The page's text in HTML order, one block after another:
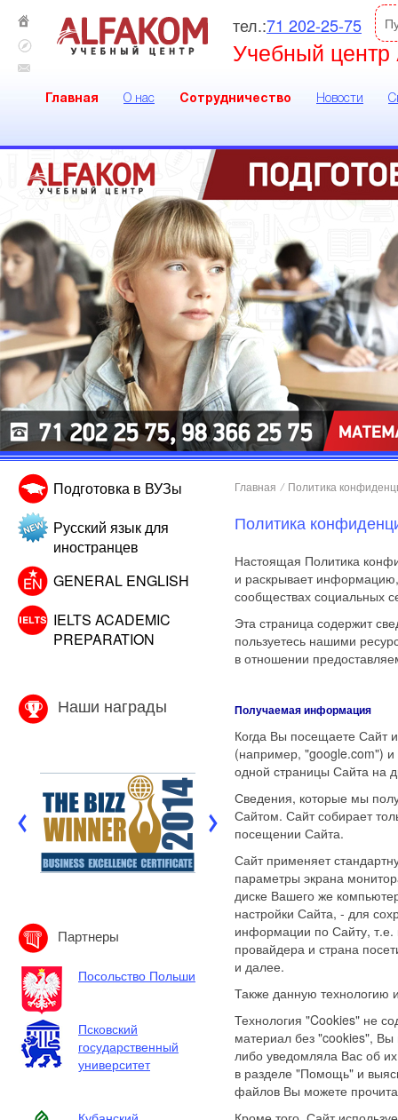
тел.:71 202-25-75
Учебный центр
Главная О нас Сотрудничество Новости
Подготовка в ВУЗы
Русский язык для
иностранцев
GENERAL ENGLISH
IELTS ACADEMIC
PREPARATION
Наши награды
Партнеры
Посольство Польши
Псковский
государственный
университет
Главная / Политика
Политика
Настоящая Политика
и раскрывает
сообществах социальных
Эта страница содержит
пользуетесь нашими
в отношении
Получаемая информация
Когда Вы посещаете Сайт
(например, "google.com") и
одной страницы Сайта на
Сведения, которые мы
Сайтом. Сайт собирает
посещении Сайта.
Сайт применяет
параметры экрана
диске Вашего же
настройки Сайта, - для
информации по Сайту, т.е.
провайдера и страна
и далее.
Также данную технологию
Технология "Cookies" не
материал без "cookies",
либо уведомляла Вас об
в разделе "Помощь" и
файлов Вы можете